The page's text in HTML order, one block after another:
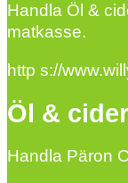
Handla Öl &
matkasse.
http s://
Öl &
Handla Päron